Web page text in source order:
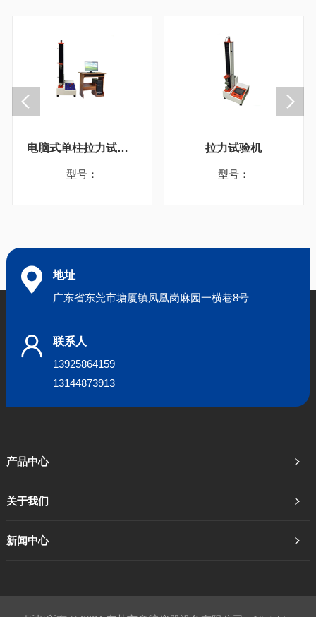
电脑式单柱拉力试验机
型号：
拉力试验机
型号：
地址
广东省东莞市塘厦镇凤凰岗麻园一横巷8号
联系人
13925864159
13144873913
产品中心
关于我们
新闻中心